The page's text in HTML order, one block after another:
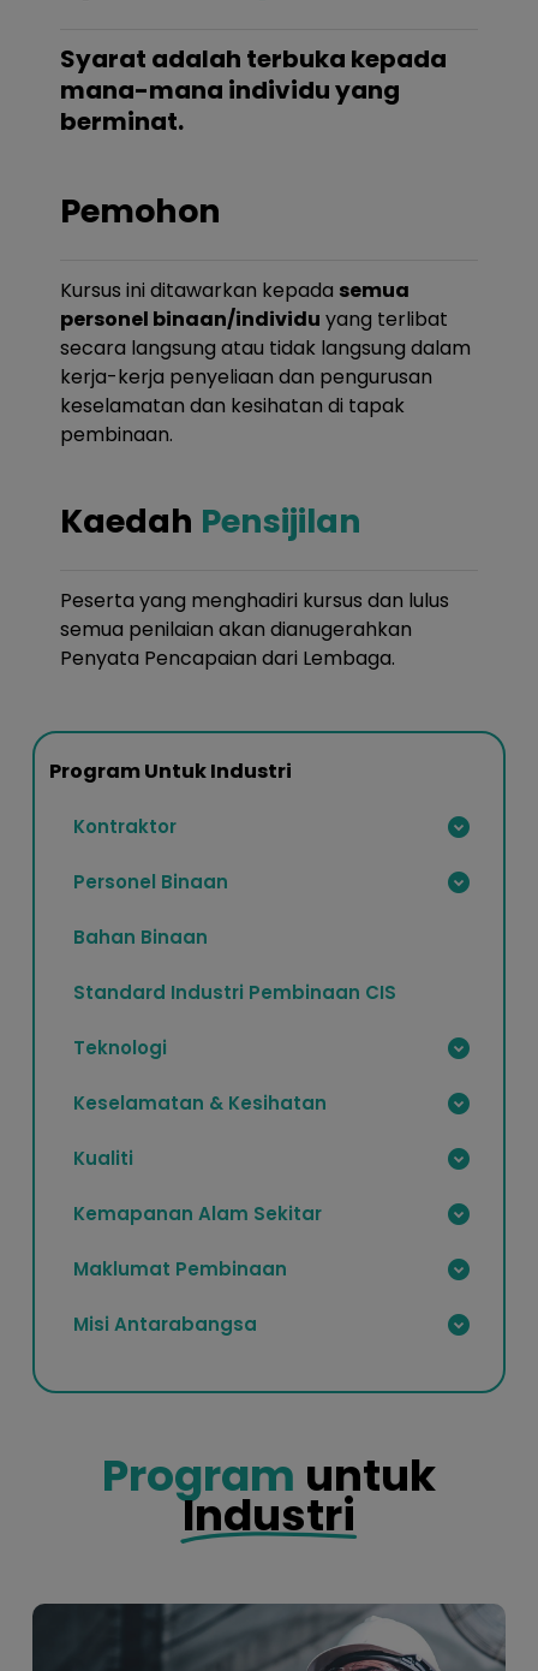
Syarat adalah terbuka kepada
mana-mana individu yang
berminat.
Pemohon
Kursus ini ditawarkan kepada semua
personel binaan/individu yang terlibat
secara langsung atau tidak langsung dalam
kerja-kerja penyeliaan dan pengurusan
keselamatan dan kesihatan di tapak
pembinaan.
Kaedah Pensijilan
Peserta yang menghadiri kursus dan lulus
semua penilaian akan dianugerahkan
Penyata Pencapaian dari Lembaga.
Program Untuk Industri
Kontraktor
Personel Binaan
Bahan Binaan
Standard Industri Pembinaan CIS
Teknologi
Keselamatan & Kesihatan
Kualiti
Kemapanan Alam Sekitar
Maklumat Pembinaan
Misi Antarabangsa
Program untuk
Industri
Learn